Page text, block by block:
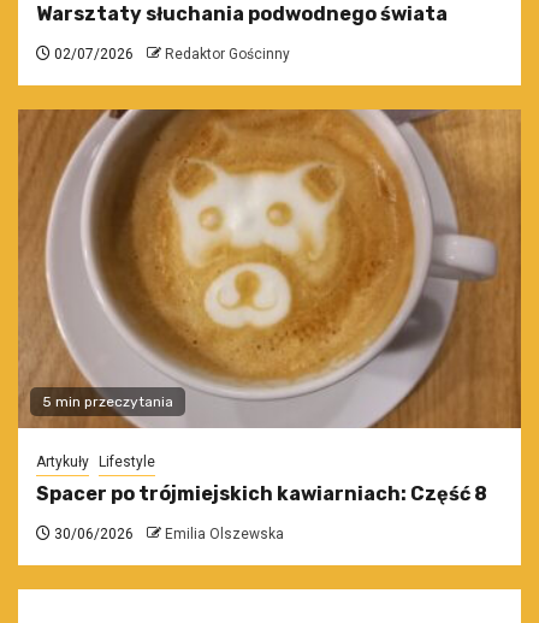
Warsztaty słuchania podwodnego świata
02/07/2026 Redaktor Gościnny
5 min przeczytania
Artykuły Lifestyle
Spacer po trójmiejskich kawiarniach: Część 8
30/06/2026 Emilia Olszewska